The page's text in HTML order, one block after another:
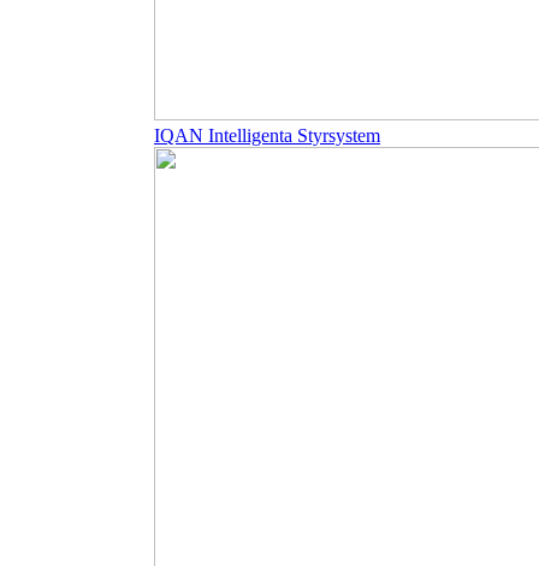
IQAN Intelligenta Styrsystem